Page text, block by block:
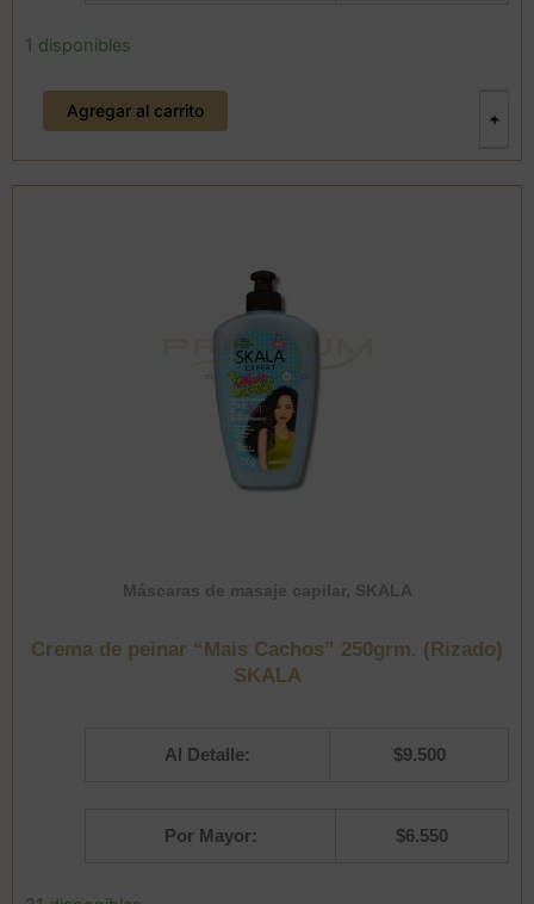
1 disponibles
-
Crema
peinar
"Genetiqs"
250grm.
SKALA
cantidad
+
Agregar al carrito
Máscaras de masaje capilar, SKALA
Crema de peinar “Mais Cachos” 250grm. (Rizado)
SKALA
Al Detalle: $9.500
Por Mayor: $6.550